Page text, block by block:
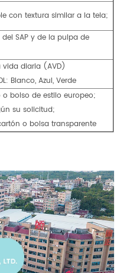
con textura similar a la tela;
SAP y de la pulpa de
diaria (AVD)
Blanco, Azul, Verde
bolso de estilo europeo;
su solicitud;
o bolsa transparente